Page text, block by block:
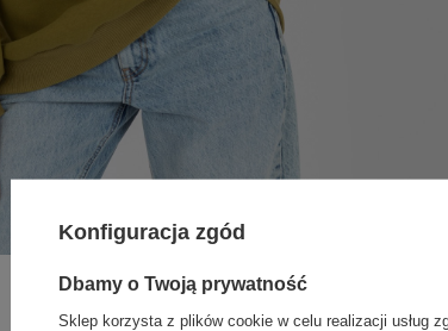
Konfiguracja zgód
Dbamy o Twoją prywatność
Sklep korzysta z plików cookie w celu realizacji usług